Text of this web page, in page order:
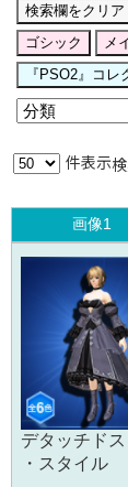
検索欄をクリア
ゴシック
メ
『PSO2』コ
件表示
画像1
画像1
デタッチド
・スタイル